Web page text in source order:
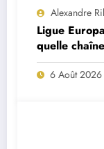
Alexandre
Ligue
quelle
match ?
6 Août 2026